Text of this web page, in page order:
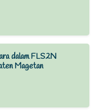
dalam FLS2N
Magetan